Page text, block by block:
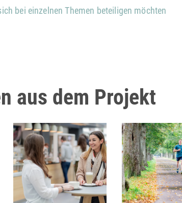
bei einzelnen Themen beteiligen möchten
aus dem Projekt